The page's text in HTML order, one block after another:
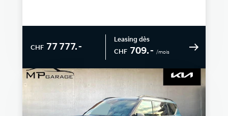
CHF 77 777.–
Leasing dès
CHF 709.– /mois